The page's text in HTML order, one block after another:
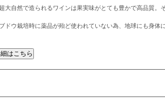
大自然で造られるワインは果実味がとても豊かで高品質。
ドウ栽培時に薬品が殆ど使われていない為、地球にも身体